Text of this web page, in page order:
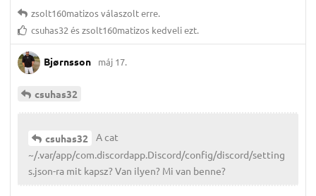
zsolt160matizosválaszolt erre.
csuhas32 észsolt160matizos kedveli ezt.
Bjørnsson máj 17.
csuhas32
csuhas32
A cat
~/.var/app/com.discordapp.Discord/config/discord/setting
s.json-ra mit kapsz? Van ilyen? Mi van benne?